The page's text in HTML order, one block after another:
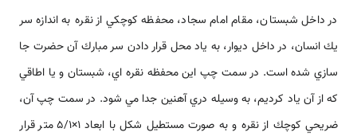
در داخل شبستان، مقام امام سجاد، محفظه كوچكي از نقره به اندازه سر
يك انسان، در داخل ديوار، به ياد محل قرار دادن سر مبارك آن حضرت جا
سازي شده است. در سمت چپ اين محفظه نقره اي، شبستان و يا اطاقي
كه از آن ياد كرديم، به وسيله دري آهنين جدا مي شود. در سمت چپ آن،
ضريحي كوچك از نقره و به صورت مستطيل شكل با ابعاد 1×5/1 متر قرار